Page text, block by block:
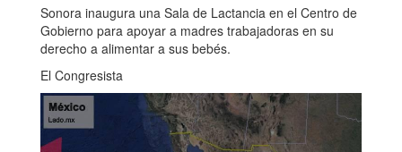
Sonora inaugura una Sala de Lactancia en el Centro de
Gobierno para apoyar a madres trabajadoras en su
derecho a alimentar a sus bebés.
El Congresista